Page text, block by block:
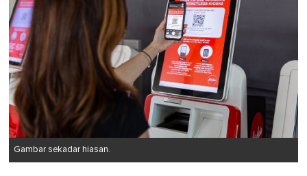
Gambar sekadar hiasan.